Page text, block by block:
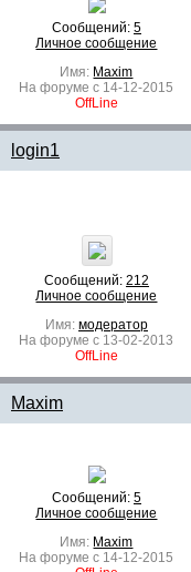
Сообщений: 5
Личное сообщение
Имя: Maxim
На форуме с 14-12-2015
OffLine
login1
Сообщений: 212
Личное сообщение
Имя: модератор
На форуме с 13-02-2013
OffLine
Maxim
Сообщений: 5
Личное сообщение
Имя: Maxim
На форуме с 14-12-2015